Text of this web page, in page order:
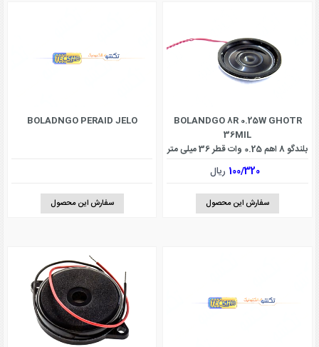
BOLANDGO 8R 0.25W GHOTR
36MIL
بلندگو 8 اهم 0.25 وات قطر 36 میلی متر
100/320 ریال
سفارش این محصول
BOLADNGO PERAID JELO
سفارش این محصول